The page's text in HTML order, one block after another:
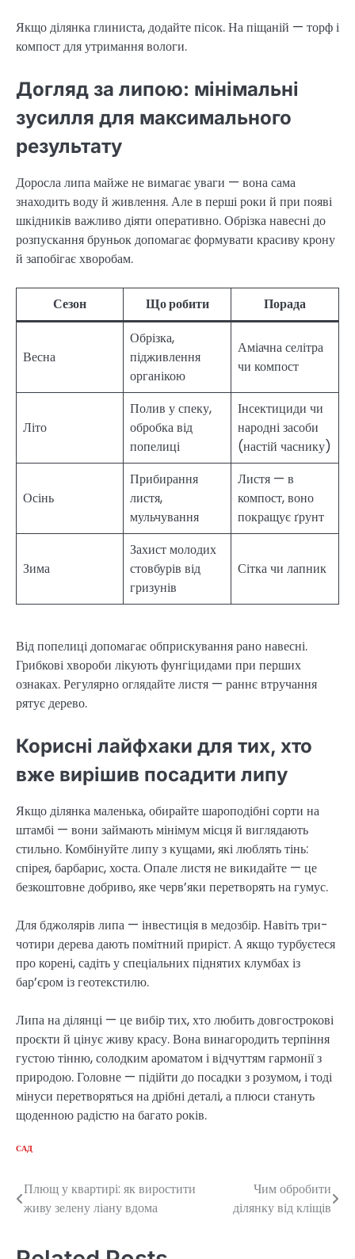
Якщо ділянка глиниста, додайте пісок. На піщаній — торф і
компост для утримання вологи.
Догляд за липою: мінімальні
зусилля для максимального
результату
Доросла липа майже не вимагає уваги — вона сама
знаходить воду й живлення. Але в перші роки й при появі
шкідників важливо діяти оперативно. Обрізка навесні до
розпускання бруньок допомагає формувати красиву крону
й запобігає хворобам.
Сезон Що робити Порада
Весна
Обрізка,
підживлення
органікою
Аміачна селітра
чи компост
Літо
Полив у спеку,
обробка від
попелиці
Інсектициди чи
народні засоби
(настій часнику)
Осінь
Прибирання
листя,
мульчування
Листя — в
компост, воно
покращує ґрунт
Зима
Захист молодих
стовбурів від
гризунів
Сітка чи лапник
Від попелиці допомагає обприскування рано навесні.
Грибкові хвороби лікують фунгіцидами при перших
ознаках. Регулярно оглядайте листя — раннє втручання
рятує дерево.
Корисні лайфхаки для тих, хто
вже вирішив посадити липу
Якщо ділянка маленька, обирайте шароподібні сорти на
штамбі — вони займають мінімум місця й виглядають
стильно. Комбінуйте липу з кущами, які люблять тінь:
спірея, барбарис, хоста. Опале листя не викидайте — це
безкоштовне добриво, яке черв’яки перетворять на гумус.
Для бджолярів липа — інвестиція в медозбір. Навіть три-
чотири дерева дають помітний приріст. А якщо турбуєтеся
про корені, садіть у спеціальних піднятих клумбах із
бар’єром із геотекстилю.
Липа на ділянці — це вибір тих, хто любить довгострокові
проєкти й цінує живу красу. Вона винагородить терпіння
густою тінню, солодким ароматом і відчуттям гармонії з
природою. Головне — підійти до посадки з розумом, і тоді
мінуси перетворяться на дрібні деталі, а плюси стануть
щоденною радістю на багато років.
САД
Post
navigation
Плющ у квартирі: як виростити
живу зелену ліану вдома
Чим обробити
ділянку від кліщів